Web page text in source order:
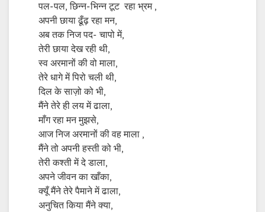
पल-पल, छिन्न-भिन्न टूट रहा भ्रम ,
अपनी छाया ढूँढ़ रहा मन,
अब तक निज पद- चापो में,
तेरी छाया देख रही थी,
स्व अरमानों की वो माला,
तेरे धागे में पिरो चली थी,
दिल के साज़ो को भी,
मैंने तेरे ही लय में ढाला,
माँग रहा मन मुझसे,
आज निज अरमानों की वह माला ,
मैंने तो अपनी हस्ती को भी,
तेरी कश्ती में दे डाला,
अपने जीवन का खाँका,
क्यूँ मैंने तेरे पैमाने में ढाला,
अनुचित किया मैंने क्या,